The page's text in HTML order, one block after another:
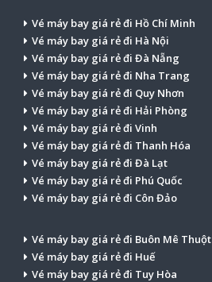
Vé máy bay giá rẻ đi Hồ Chí Minh
Vé máy bay giá rẻ đi Hà Nội
Vé máy bay giá rẻ đi Đà Nẵng
Vé máy bay giá rẻ đi Nha Trang
Vé máy bay giá rẻ đi Quy Nhơn
Vé máy bay giá rẻ đi Hải Phòng
Vé máy bay giá rẻ đi Vinh
Vé máy bay giá rẻ đi Thanh Hóa
Vé máy bay giá rẻ đi Đà Lạt
Vé máy bay giá rẻ đi Phú Quốc
Vé máy bay giá rẻ đi Côn Đảo
Vé máy bay giá rẻ đi Buôn Mê Thuột
Vé máy bay giá rẻ đi Huế
Vé máy bay giá rẻ đi Tuy Hòa